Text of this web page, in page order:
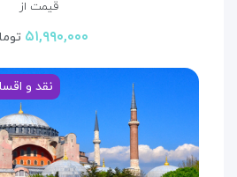
قیمت از
۵۱,۹۹۰,۰۰۰
نقد و